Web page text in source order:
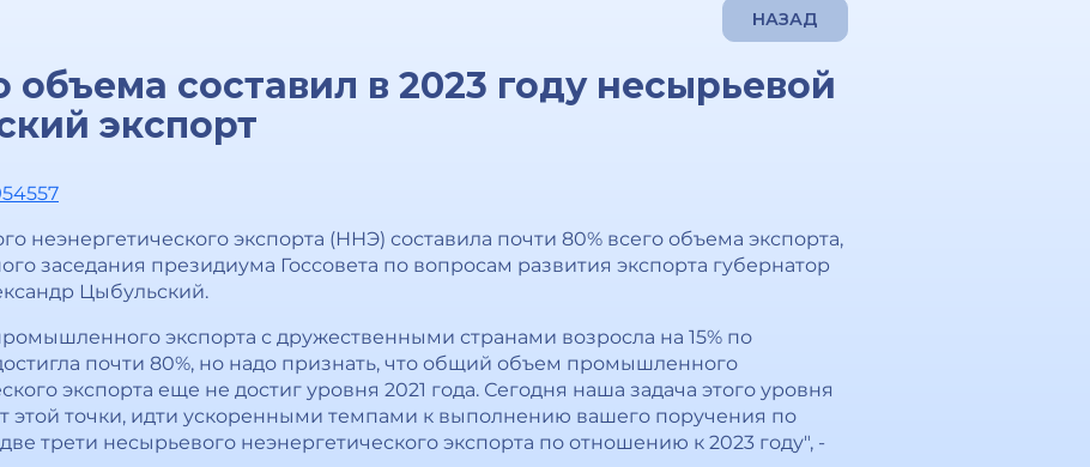
НАЗАД
объема составил в 2023 году несырьевой
экспорт
неэнергетического экспорта (ННЭ) составила почти 80% всего объема экспорта,
заседания президиума Госсовета по вопросам развития экспорта губернатор
Цыбульский.
экспорта с дружественными странами возросла на 15% по
почти 80%, но надо признать, что общий объем промышленного
экспорта еще не достиг уровня 2021 года. Сегодня наша задача этого уровня
этой точки, идти ускоренными темпами к выполнению вашего поручения по
трети несырьевого неэнергетического экспорта по отношению к 2023 году", -